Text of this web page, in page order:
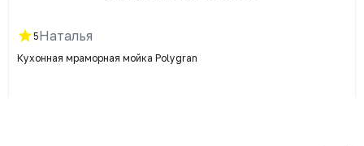
5Наталья
Кухонная мраморная мойка Polygran